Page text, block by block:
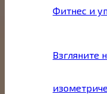
Фитнес и
Взгляните